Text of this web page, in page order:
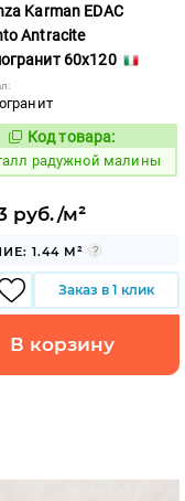
Karman EDAC
Antracite
60x120
822046
Код товара:
радужной малины
руб./м²
1.44 М²
Заказ в 1 клик
В корзину